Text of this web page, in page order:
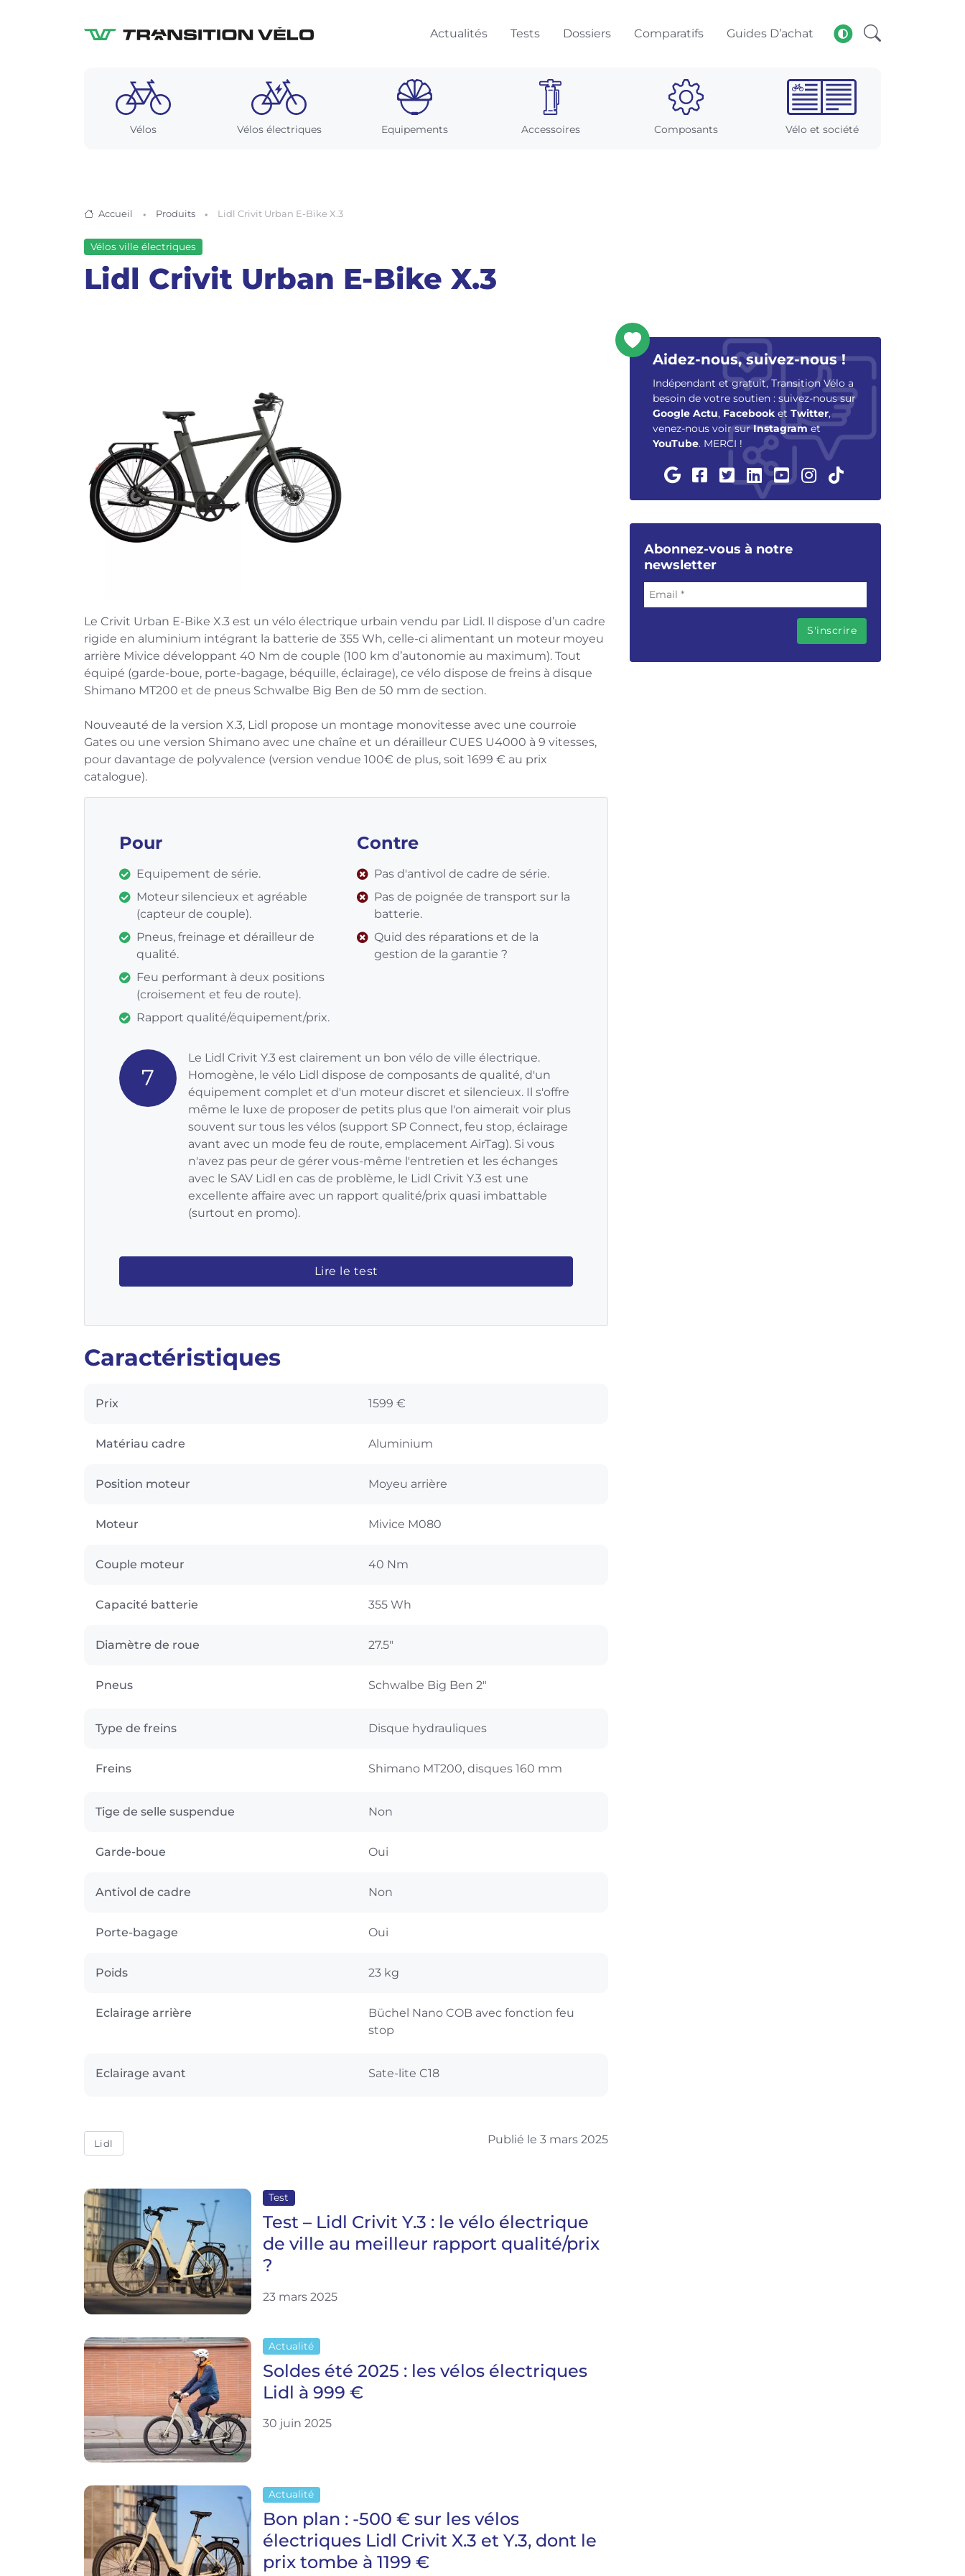
Actualités Tests Dossiers Comparatifs Guides D’achat
Vélos Vélos électriques Equipements Accessoires Composants Vélo et société
Accueil Produits Lidl Crivit Urban E-Bike X.3
Vélos ville électriques
Lidl Crivit Urban E-Bike X.3
Le Crivit Urban E-Bike X.3 est un vélo électrique urbain vendu par Lidl. Il dispose d’un cadre
rigide en aluminium intégrant la batterie de 355 Wh, celle-ci alimentant un moteur moyeu
arrière Mivice développant 40 Nm de couple (100 km d’autonomie au maximum). Tout
équipé (garde-boue, porte-bagage, béquille, éclairage), ce vélo dispose de freins à disque
Shimano MT200 et de pneus Schwalbe Big Ben de 50 mm de section.
Nouveauté de la version X.3, Lidl propose un montage monovitesse avec une courroie
Gates ou une version Shimano avec une chaîne et un dérailleur CUES U4000 à 9 vitesses,
pour davantage de polyvalence (version vendue 100€ de plus, soit 1699 € au prix
catalogue).
Pour
Equipement de série.
Moteur silencieux et agréable
(capteur de couple).
Pneus, freinage et dérailleur de
qualité.
Feu performant à deux positions
(croisement et feu de route).
Rapport qualité/équipement/prix.
Contre
Pas d'antivol de cadre de série.
Pas de poignée de transport sur la
batterie.
Quid des réparations et de la
gestion de la garantie ?
7
Le Lidl Crivit Y.3 est clairement un bon vélo de ville électrique.
Homogène, le vélo Lidl dispose de composants de qualité, d'un
équipement complet et d'un moteur discret et silencieux. Il s'offre
même le luxe de proposer de petits plus que l'on aimerait voir plus
souvent sur tous les vélos (support SP Connect, feu stop, éclairage
avant avec un mode feu de route, emplacement AirTag). Si vous
n'avez pas peur de gérer vous-même l'entretien et les échanges
avec le SAV Lidl en cas de problème, le Lidl Crivit Y.3 est une
excellente affaire avec un rapport qualité/prix quasi imbattable
(surtout en promo).
Lire le test
Caractéristiques
Prix 1599 €
Matériau cadre Aluminium
Position moteur Moyeu arrière
Moteur Mivice M080
Couple moteur 40 Nm
Capacité batterie 355 Wh
Diamètre de roue 27.5"
Pneus Schwalbe Big Ben 2"
Type de freins Disque hydrauliques
Freins Shimano MT200, disques 160 mm
Tige de selle suspendue Non
Garde-boue Oui
Antivol de cadre Non
Porte-bagage Oui
Poids 23 kg
Eclairage arrière
Büchel Nano COB avec fonction feu
stop
Eclairage avant Sate-lite C18
Lidl Publié le 3 mars 2025
Test
Test – Lidl Crivit Y.3 : le vélo électrique
de ville au meilleur rapport qualité/prix
?
23 mars 2025
Actualité
Soldes été 2025 : les vélos électriques
Lidl à 999 €
30 juin 2025
Actualité
Bon plan : -500 € sur les vélos
électriques Lidl Crivit X.3 et Y.3, dont le
prix tombe à 1199 €
Aidez-nous, suivez-nous !
Indépendant et gratuit, Transition Vélo a
besoin de votre soutien : suivez-nous sur
Google Actu, Facebook et Twitter,
venez-nous voir surInstagramet
YouTube. MERCI !
Abonnez-vous à notre
newsletter